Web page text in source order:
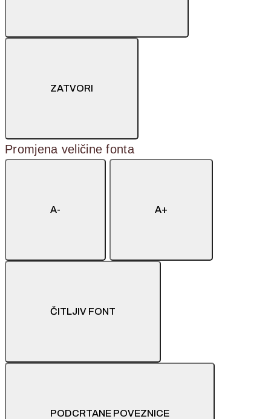
ZATVORI
Promjena veličine fonta
A- A+
ČITLJIV FONT
PODCRTANE POVEZNICE